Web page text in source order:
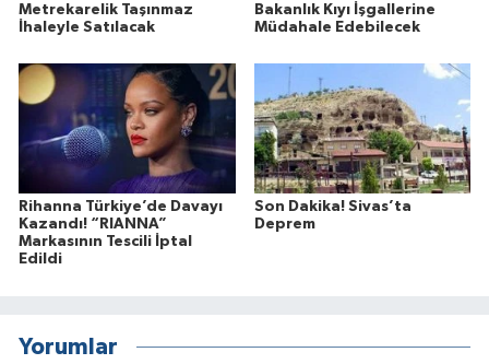
Metrekarelik Taşınmaz
İhaleyle Satılacak
Bakanlık Kıyı İşgallerine
Müdahale Edebilecek
Rihanna Türkiye’de Davayı
Kazandı! “RIANNA”
Markasının Tescili İptal
Edildi
Son Dakika! Sivas’ta
Deprem
Yorumlar